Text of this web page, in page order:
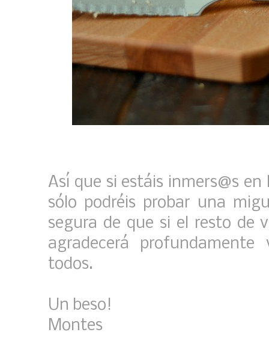
Así que si estáis inmers@s
sólo podréis probar una
segura de que si el resto de
agradecerá profundamente
todos.
Un beso!
Montes